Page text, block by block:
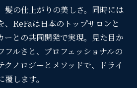
髪の仕上がりの美しさ。同時には
、ReFaは日本のトップサロンと
ーとの共同開発で実現。見た目か
フルさと、プロフェッショナルの
クノロジーとメソッドで、ドライ
します。